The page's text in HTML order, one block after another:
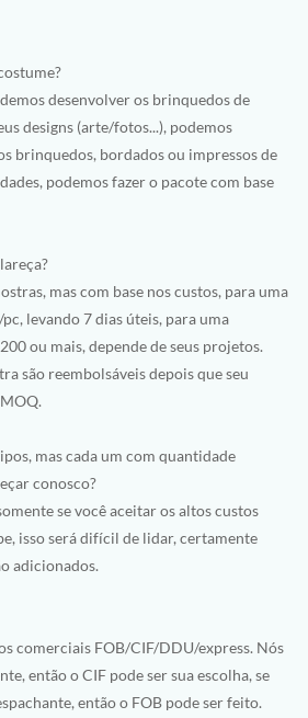
desenvolver os brinquedos de
designs (arte/fotos...), podemos
brinquedos, bordados ou impressos de
podemos fazer o pacote com base
mas com base nos custos, para uma
levando 7 dias úteis, para uma
ou mais, depende de seus projetos.
são reembolsáveis depois que seu
mas cada um com quantidade
conosco?
se você aceitar os altos custos
isso será difícil de lidar, certamente
adicionados.
comerciais FOB/CIF/DDU/express. Nós
então o CIF pode ser sua escolha, se
então o FOB pode ser feito.